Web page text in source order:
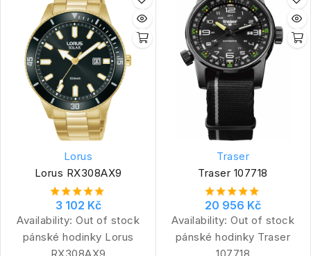
Lorus
Lorus RX308AX9
3 102 Kč
Availability: Out of stock
pánské hodinky Lorus
RX308AX9
Traser
Traser 107718
20 956 Kč
Availability: Out of stock
pánské hodinky Traser
107718